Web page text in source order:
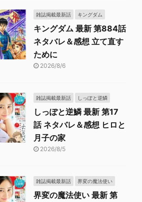
雑誌掲載最新話 キングダム
キングダム 最新 第884話
ネタバレ＆感想 立て直す
ために
2026/8/6
雑誌掲載最新話 しっぽと逆鱗
しっぽと逆鱗 最新 第17
話 ネタバレ＆感想 ヒロと
月子の家
2026/8/5
雑誌掲載最新話 界変の魔法使い
界変の魔法使い 最新 第